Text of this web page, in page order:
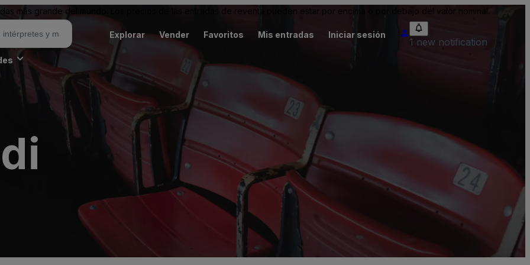
más grande del mundo. Los precios de las entradas de reventa pueden estar por encima o por debajo del valor nominal.
Explorar Vender Favoritos Mis entradas Iniciar sesión
1 new notification